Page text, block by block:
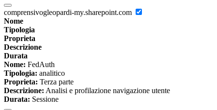
comprensivogleopardi-my.sharepoint.com
Nome
Tipologia
Proprieta
Descrizione
Durata
Nome: FedAuth
Tipologia: analitico
Proprieta: Terza parte
Descrizione: Analisi e profilazione navigazione utente
Durata: Sessione